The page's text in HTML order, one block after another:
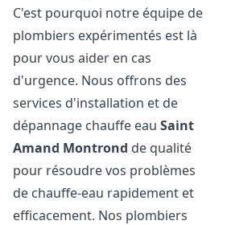
C'est pourquoi notre équipe de
plombiers expérimentés est là
pour vous aider en cas
d'urgence. Nous offrons des
services d'installation et de
dépannage chauffe eauSaint
Amand Montrond de qualité
pour résoudre vos problèmes
de chauffe-eau rapidement et
efficacement. Nos plombiers